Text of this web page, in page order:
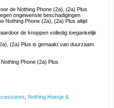
de Nothing Phone (2a), (2a) Plus
ongewenste beschadigingen
Nothing Phone (2a), (2a) Plus altijd
de knoppen volledig toegankelijk
(2a) Plus is gemaakt van duurzaam
Phone (2a) Plus
Nothing Hoesje &